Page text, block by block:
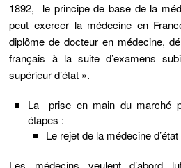
1892, le principe de base de la
peut exercer la médecine en
diplôme dedocteur en médecine,
français à la suite d’examens
supérieur d’état ».
La prise en main du marché
étapes :
Le rejet de la médecine d’état
Les médecins veulent d’abord